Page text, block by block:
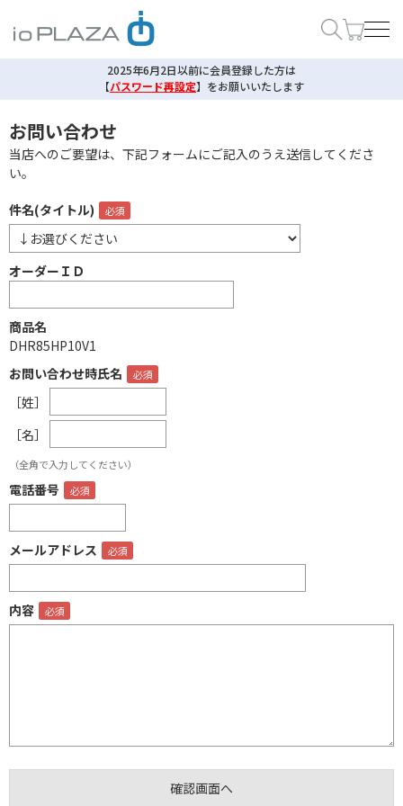
2025年6月2日以前に会員登録した方は
【パスワード再設定】 をお願いいたします
お問い合わせ
当店へのご要望は、下記フォームにご記入のうえ送信してくださ
い。
件名(タイトル)
オーダーＩＤ
商品名
DHR85HP10V1
お問い合わせ時氏名
［姓］
［名］
（全角で入力してください）
電話番号
メールアドレス
内容